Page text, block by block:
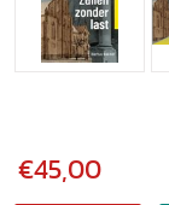
€45,00